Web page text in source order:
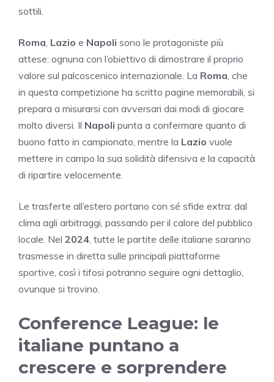
sottili.
Roma Lazio e Napoli sono le protagoniste più
attese: ognuna con l’obiettivo di dimostrare il proprio
valore sul palcoscenico internazionale. La Roma , che
in questa competizione ha scritto pagine memorabili, si
prepara a misurarsi con avversari dai modi di giocare
molto diversi. Il Napoli punta a confermare quanto di
buono fatto in campionato, mentre la Lazio vuole
mettere in campo la sua solidità difensiva e la capacità
di ripartire velocemente.
Le trasferte all’estero portano con sé sfide extra: dal
clima agli arbitraggi, passando per il calore del pubblico
locale. Nel 2024 , tutte le partite delle italiane saranno
trasmesse in diretta sulle principali piattaforme
sportive, così i tifosi potranno seguire ogni dettaglio,
ovunque si trovino.
Conference League: le
italiane puntano a
crescere e sorprendere